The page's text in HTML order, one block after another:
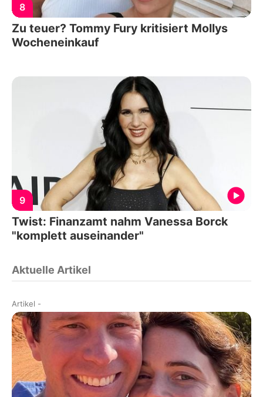
8
Zu teuer? Tommy Fury kritisiert Mollys
Wocheneinkauf
9
Twist: Finanzamt nahm Vanessa Borck
"komplett auseinander"
Aktuelle Artikel
Artikel -